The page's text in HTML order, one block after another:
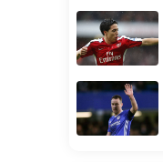
20/24/28 Cao
825.000đ
Flash Sale